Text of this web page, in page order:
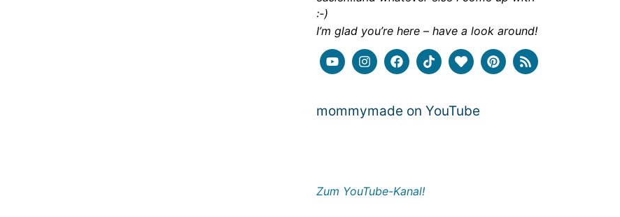
:-)
I’m glad you’re here – have a look around!
mommymade on YouTube
Zum YouTube-Kanal!